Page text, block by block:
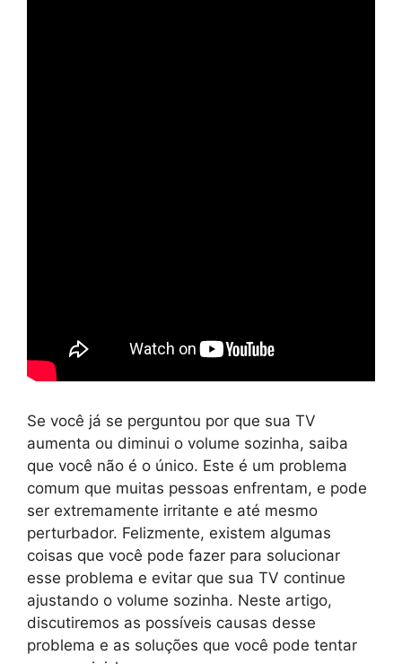
Se você já se perguntou por que sua TV
aumenta ou diminui o volume sozinha, saiba
que você não é o único. Este é um problema
comum que muitas pessoas enfrentam, e pode
ser extremamente irritante e até mesmo
perturbador. Felizmente, existem algumas
coisas que você pode fazer para solucionar
esse problema e evitar que sua TV continue
ajustando o volume sozinha. Neste artigo,
discutiremos as possíveis causas desse
problema e as soluções que você pode tentar